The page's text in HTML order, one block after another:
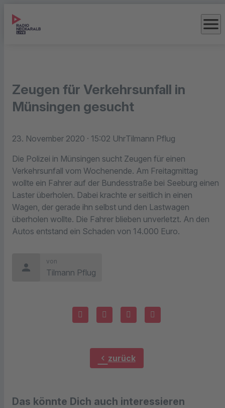
menu
Zeugen für Verkehrsunfall in
Münsingen gesucht
23. November 2020 · 15:02 UhrTilmann Pflug
Die Polizei in Münsingen sucht Zeugen für einen
Verkehrsunfall vom Wochenende. Am Freitagmittag
wollte ein Fahrer auf der Bundesstraße bei Seeburg einen
Laster überholen. Dabei krachte er seitlich in einen
Wagen, der gerade ihn selbst und den Lastwagen
überholen wollte. Die Fahrer blieben unverletzt. An den
Autos entstand ein Schaden von 14.000 Euro.
person
von
Tilmann Pflug
chevron_left zurück
Das könnte Dich auch interessieren